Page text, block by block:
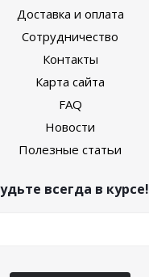
Доставка и оплата
Сотрудничество
Контакты
Карта сайта
FAQ
Новости
Полезные статьи
всегда в курсе!